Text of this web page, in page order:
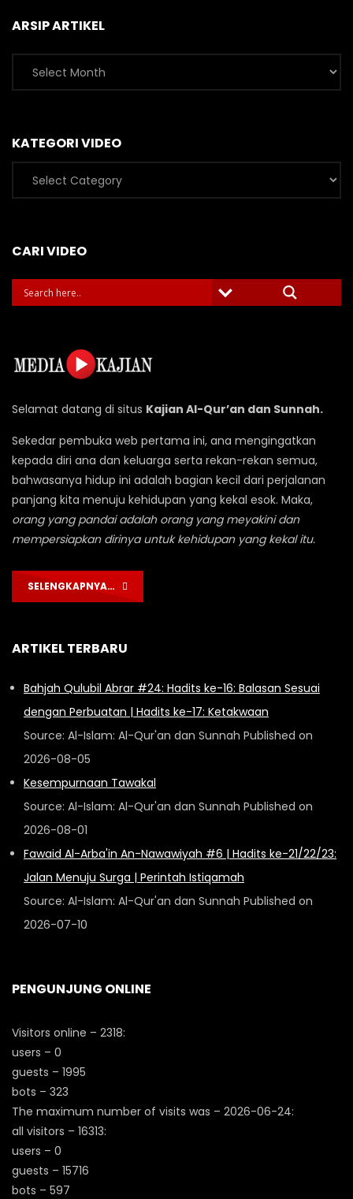
ARSIP ARTIKEL
Arsip
Artikel
KATEGORI VIDEO
Kategori
Video
CARI VIDEO
Selamat datang di situs Kajian Al-Qur’an dan Sunnah.
Sekedar pembuka web pertama ini, ana mengingatkan
kepada diri ana dan keluarga serta rekan-rekan semua,
bahwasanya hidup ini adalah bagian kecil dari perjalanan
panjang kita menuju kehidupan yang kekal esok. Maka,
orang yang pandai adalah orang yang meyakini dan
mempersiapkan dirinya untuk kehidupan yang kekal itu.
SELENGKAPNYA…
ARTIKEL TERBARU
Bahjah Qulubil Abrar #24: Hadits ke-16: Balasan Sesuai
dengan Perbuatan | Hadits ke-17: Ketakwaan
Source: Al-Islam: Al-Qur'an dan Sunnah Published on
2026-08-05
Kesempurnaan Tawakal
Source: Al-Islam: Al-Qur'an dan Sunnah Published on
2026-08-01
Fawaid Al-Arba'in An-Nawawiyah #6 | Hadits ke-21/22/23:
Jalan Menuju Surga | Perintah Istiqamah
Source: Al-Islam: Al-Qur'an dan Sunnah Published on
2026-07-10
PENGUNJUNG ONLINE
Visitors online – 2318:
users – 0
guests – 1995
bots – 323
The maximum number of visits was – 2026-06-24:
all visitors – 16313:
users – 0
guests – 15716
bots – 597